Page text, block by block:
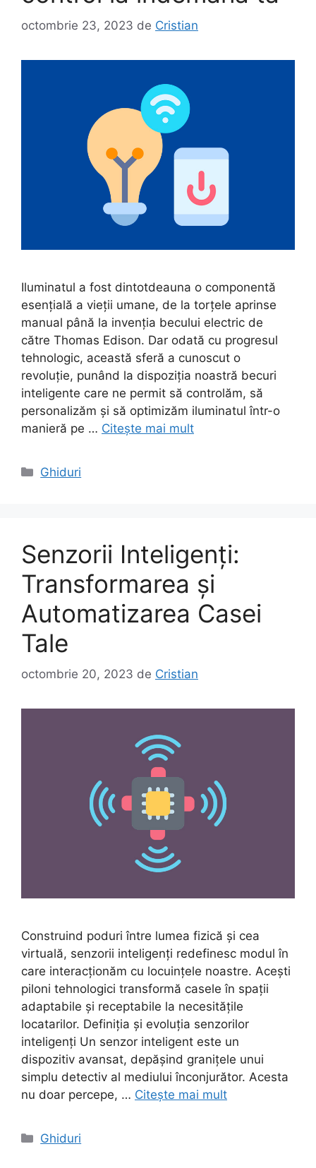
octombrie 23, 2023 de Cristian
Iluminatul a fost dintotdeauna o componentă
esențială a vieții umane, de la torțele aprinse
manual până la invenția becului electric de
către Thomas Edison. Dar odată cu progresul
tehnologic, această sferă a cunoscut o
revoluție, punând la dispoziția noastră becuri
inteligente care ne permit să controlăm, să
personalizăm și să optimizăm iluminatul într-o
manieră pe … Citește mai mult
Categorii
Ghiduri
Senzorii Inteligenți:
Transformarea și
Automatizarea Casei
Tale
octombrie 20, 2023 de Cristian
Construind poduri între lumea fizică și cea
virtuală, senzorii inteligenți redefinesc modul în
care interacționăm cu locuințele noastre. Acești
piloni tehnologici transformă casele în spații
adaptabile și receptabile la necesitățile
locatarilor. Definiția și evoluția senzorilor
inteligenți Un senzor inteligent este un
dispozitiv avansat, depășind granițele unui
simplu detectiv al mediului înconjurător. Acesta
nu doar percepe, … Citește mai mult
Categorii
Ghiduri